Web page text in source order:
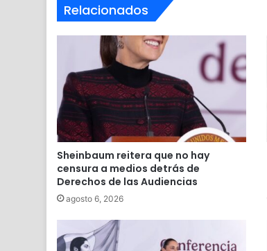
Relacionados
Sheinbaum reitera que no hay
censura a medios detrás de
Derechos de las Audiencias
agosto 6, 2026